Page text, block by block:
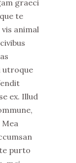
graeci
te
animal
utroque
ex. Illud
purto